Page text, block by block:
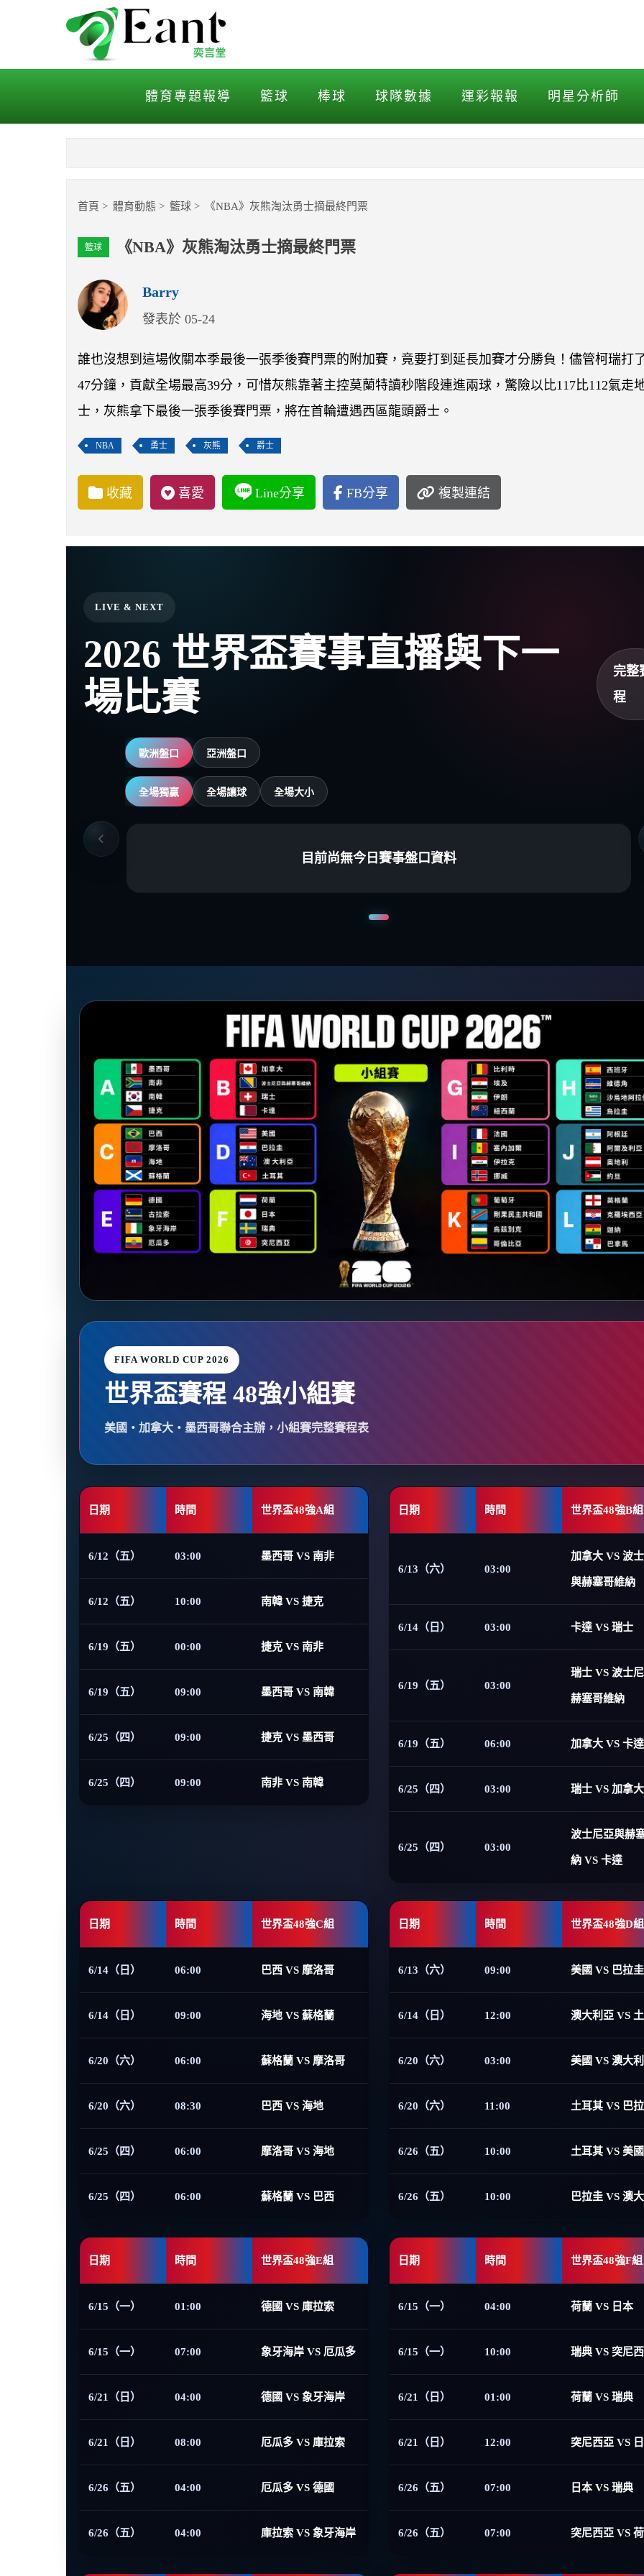
《NBA》灰熊淘汰勇士摘最終門票
體育專題報導 籃球 棒球 球隊數據 運彩報報 明星分析師
首頁 體育動態 籃球 《NBA》灰熊淘汰勇士摘最終門票
籃球 《NBA》灰熊淘汰勇士摘最終門票
Barry
發表於 05-24
誰也沒想到這場攸關本季最後一張季後賽門票的附加賽，竟要打到延長加賽才分勝負！儘管柯瑞打
47分鐘，貢獻全場最高39分，可惜灰熊靠著主控莫蘭特讀秒階段連進兩球，驚險以比117比112氣走
士，灰熊拿下最後一張季後賽門票，將在首輪遭遇西區龍頭爵士。
NBA 勇士 灰熊 爵士
收藏 喜愛 Line分享 FB分享 複製連結
LIVE & NEXT
2026 世界盃賽事直播與下一
場比賽
完整
程
歐洲盤口 亞洲盤口
全場獨贏 全場讓球 全場大小
目前尚無今日賽事盤口資料
FIFA WORLD CUP 2026
世界盃賽程 48強小組賽
美國・加拿大・墨西哥聯合主辦，小組賽完整賽程表
日期 時間 世界盃48強A組
6/12（五） 03:00 墨西哥 VS 南非
6/12（五） 10:00 南韓 VS 捷克
6/19（五） 00:00 捷克 VS 南非
6/19（五） 09:00 墨西哥 VS 南韓
6/25（四） 09:00 捷克 VS 墨西哥
6/25（四） 09:00 南非 VS 南韓
日期 時間 世界盃48強B組
6/13（六） 03:00
加拿大 VS 波
與赫塞哥維納
6/14（日） 03:00 卡達 VS 瑞士
6/19（五） 03:00
瑞士 VS 波士
赫塞哥維納
6/19（五） 06:00 加拿大 VS 卡達
6/25（四） 03:00 瑞士 VS 加拿大
6/25（四） 03:00
波士尼亞與赫
納 VS 卡達
日期 時間 世界盃48強C組
6/14（日） 06:00 巴西 VS 摩洛哥
6/14（日） 09:00 海地 VS 蘇格蘭
6/20（六） 06:00 蘇格蘭 VS 摩洛哥
6/20（六） 08:30 巴西 VS 海地
6/25（四） 06:00 摩洛哥 VS 海地
6/25（四） 06:00 蘇格蘭 VS 巴西
日期 時間 世界盃48強D組
6/13（六） 09:00 美國 VS 巴拉圭
6/14（日） 12:00 澳大利亞 VS
6/20（六） 03:00 美國 VS 澳大
6/20（六） 11:00 土耳其 VS 巴
6/26（五） 10:00 土耳其 VS 美國
6/26（五） 10:00 巴拉圭 VS 澳
日期 時間 世界盃48強E組
6/15（一） 01:00 德國 VS 庫拉索
6/15（一） 07:00 象牙海岸 VS 厄瓜多
6/21（日） 04:00 德國 VS 象牙海岸
6/21（日） 08:00 厄瓜多 VS 庫拉索
6/26（五） 04:00 厄瓜多 VS 德國
6/26（五） 04:00 庫拉索 VS 象牙海岸
日期 時間 世界盃48強F組
6/15（一） 04:00 荷蘭 VS 日本
6/15（一） 10:00 瑞典 VS 突尼
6/21（日） 01:00 荷蘭 VS 瑞典
6/21（日） 12:00 突尼西亞 VS
6/26（五） 07:00 日本 VS 瑞典
6/26（五） 07:00 突尼西亞 VS